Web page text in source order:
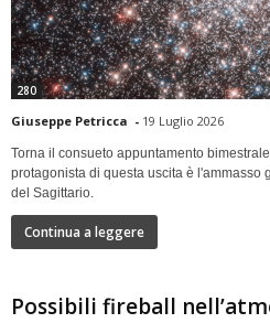
280
Giuseppe Petricca - 19 Luglio 2026
Torna il consueto appuntamento
protagonista di questa uscita è l'ammasso
del Sagittario.
Continua a leggere
Possibili fireball